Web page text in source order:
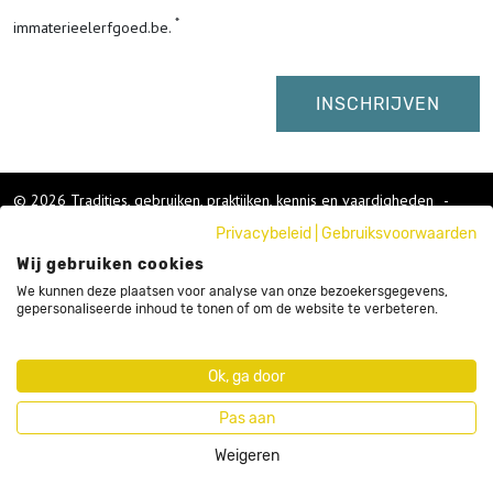
immaterieelerfgoed.be.
© 2026 Tradities, gebruiken, praktijken, kennis en vaardigheden
-
Gebruikersvoorwaarden
Privacybeleid
Cookies
Sitemap
Webdesign by Code d'Or
Privacybeleid
Gebruiksvoorwaarden
Wij gebruiken cookies
We kunnen deze plaatsen voor analyse van onze bezoekersgegevens,
gepersonaliseerde inhoud te tonen of om de website te verbeteren.
Ok, ga door
Pas aan
Weigeren